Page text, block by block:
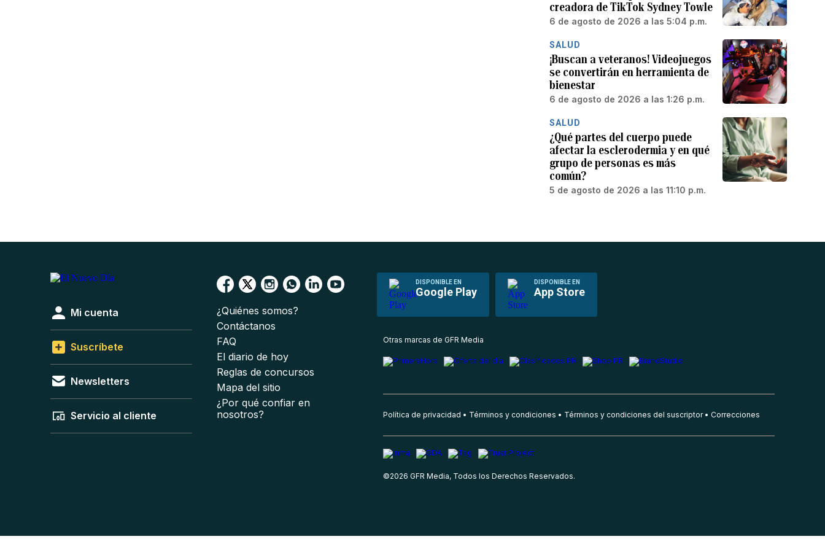
creadora de TikTok Sydney Towle
6 de agosto de 2026 a las 5:04 p.m.
SALUD
¡Buscan a veteranos! Videojuegos
se convertirán en herramienta de
bienestar
6 de agosto de 2026 a las 1:26 p.m.
SALUD
¿Qué partes del cuerpo puede
afectar la esclerodermia y en qué
grupo de personas es más
común?
5 de agosto de 2026 a las 11:10 p.m.
DISPONIBLE EN
Google Play
DISPONIBLE EN
App Store
Mi cuenta
Suscríbete
Newsletters
Servicio al cliente
¿Quiénes somos?
Contáctanos
FAQ
El diario de hoy
Reglas de concursos
Mapa del sitio
¿Por qué confiar en
nosotros?
Otras marcas de GFR Media
Política de privacidad Términos y condiciones Términos y condiciones del suscriptor Correcciones
©2026 GFR Media, Todos los Derechos Reservados.